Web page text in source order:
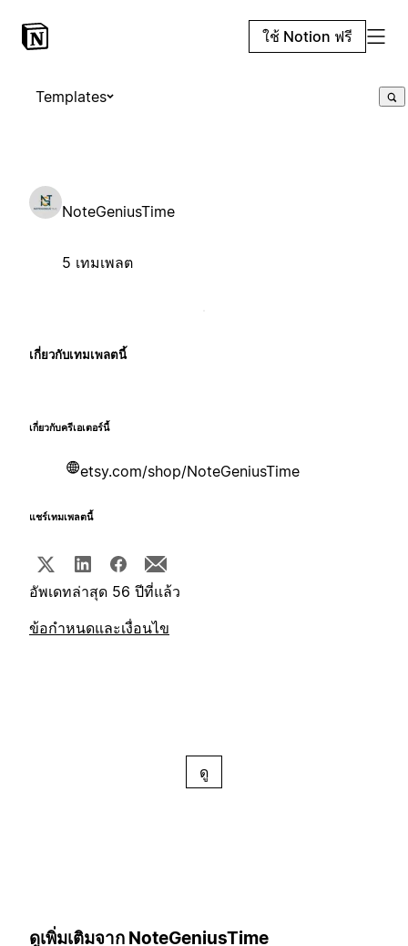
ใช้ Notion ฟรี
Templates
NoteGeniusTime
5 เทมเพลต
เกี่ยวกับเทมเพลตนี้
เกี่ยวกับครีเอเตอร์นี้
etsy.com/shop/NoteGeniusTime
แชร์เทมเพลตนี้
อัพเดทล่าสุด 56 ปีที่แล้ว
ข้อกำหนดและเงื่อนไข
ดู
ดูเพิ่มเติมจาก NoteGeniusTime